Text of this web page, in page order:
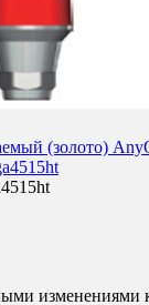
(золото)
изменениями